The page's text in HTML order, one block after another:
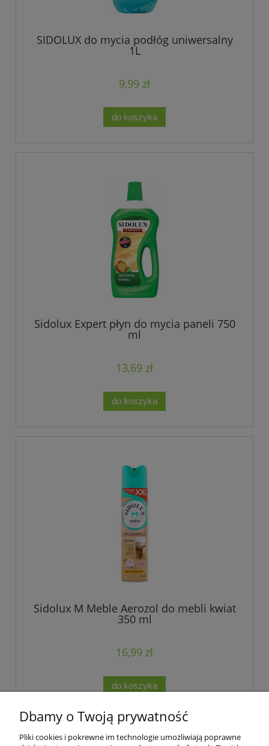
SIDOLUX do mycia podłóg uniwersalny
1L
9,99 zł
do koszyka
Sidolux Expert płyn do mycia paneli 750
ml
13,69 zł
do koszyka
Sidolux M Meble Aerozol do mebli kwiat
350 ml
16,99 zł
do koszyka
Dbamy o Twoją prywatność
Pliki cookies i pokrewne im technologie umożliwiają poprawne